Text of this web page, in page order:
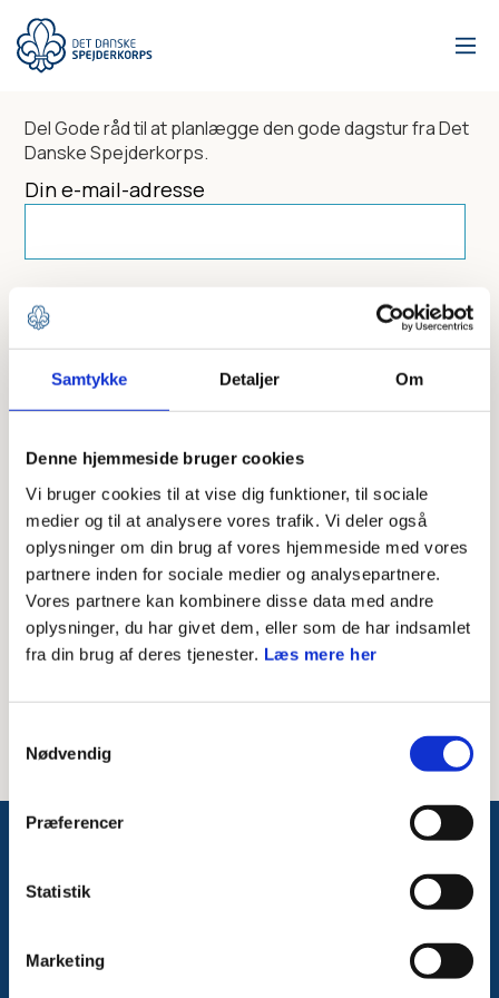
Samtykke Detaljer Om
Denne hjemmeside bruger cookies
Vi bruger cookies til at vise dig funktioner, til sociale
medier og til at analysere vores trafik. Vi deler også
oplysninger om din brug af vores hjemmeside med vores
partnere inden for sociale medier og analysepartnere.
Vores partnere kan kombinere disse data med andre
oplysninger, du har givet dem, eller som de har indsamlet
fra din brug af deres tjenester. Læs mere her
Nødvendig
Præferencer
Statistik
Marketing
hovedindhold
DelGode råd til at planlægge den gode dagsturfra Det
Danske Spejderkorps.
Din e-mail-adresse
Dit navn
Skriv modtagerens mailadresse
Besked til modtager